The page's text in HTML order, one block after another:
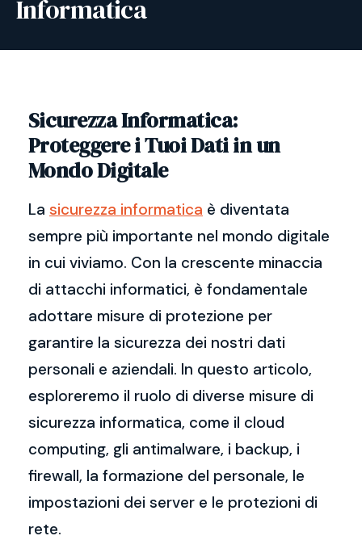
Informatica
Sicurezza Informatica:
Proteggere i Tuoi Dati in un
Mondo Digitale
La sicurezza informatica è diventata
sempre più importante nel mondo digitale
in cui viviamo. Con la crescente minaccia
di attacchi informatici, è fondamentale
adottare misure di protezione per
garantire la sicurezza dei nostri dati
personali e aziendali. In questo articolo,
esploreremo il ruolo di diverse misure di
sicurezza informatica, come il cloud
computing, gli antimalware, i backup, i
firewall, la formazione del personale, le
impostazioni dei server e le protezioni di
rete.